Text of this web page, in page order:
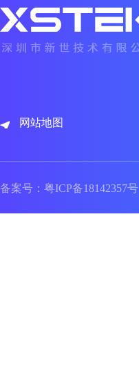
网站地图
备案号： 粤ICP备18142357号